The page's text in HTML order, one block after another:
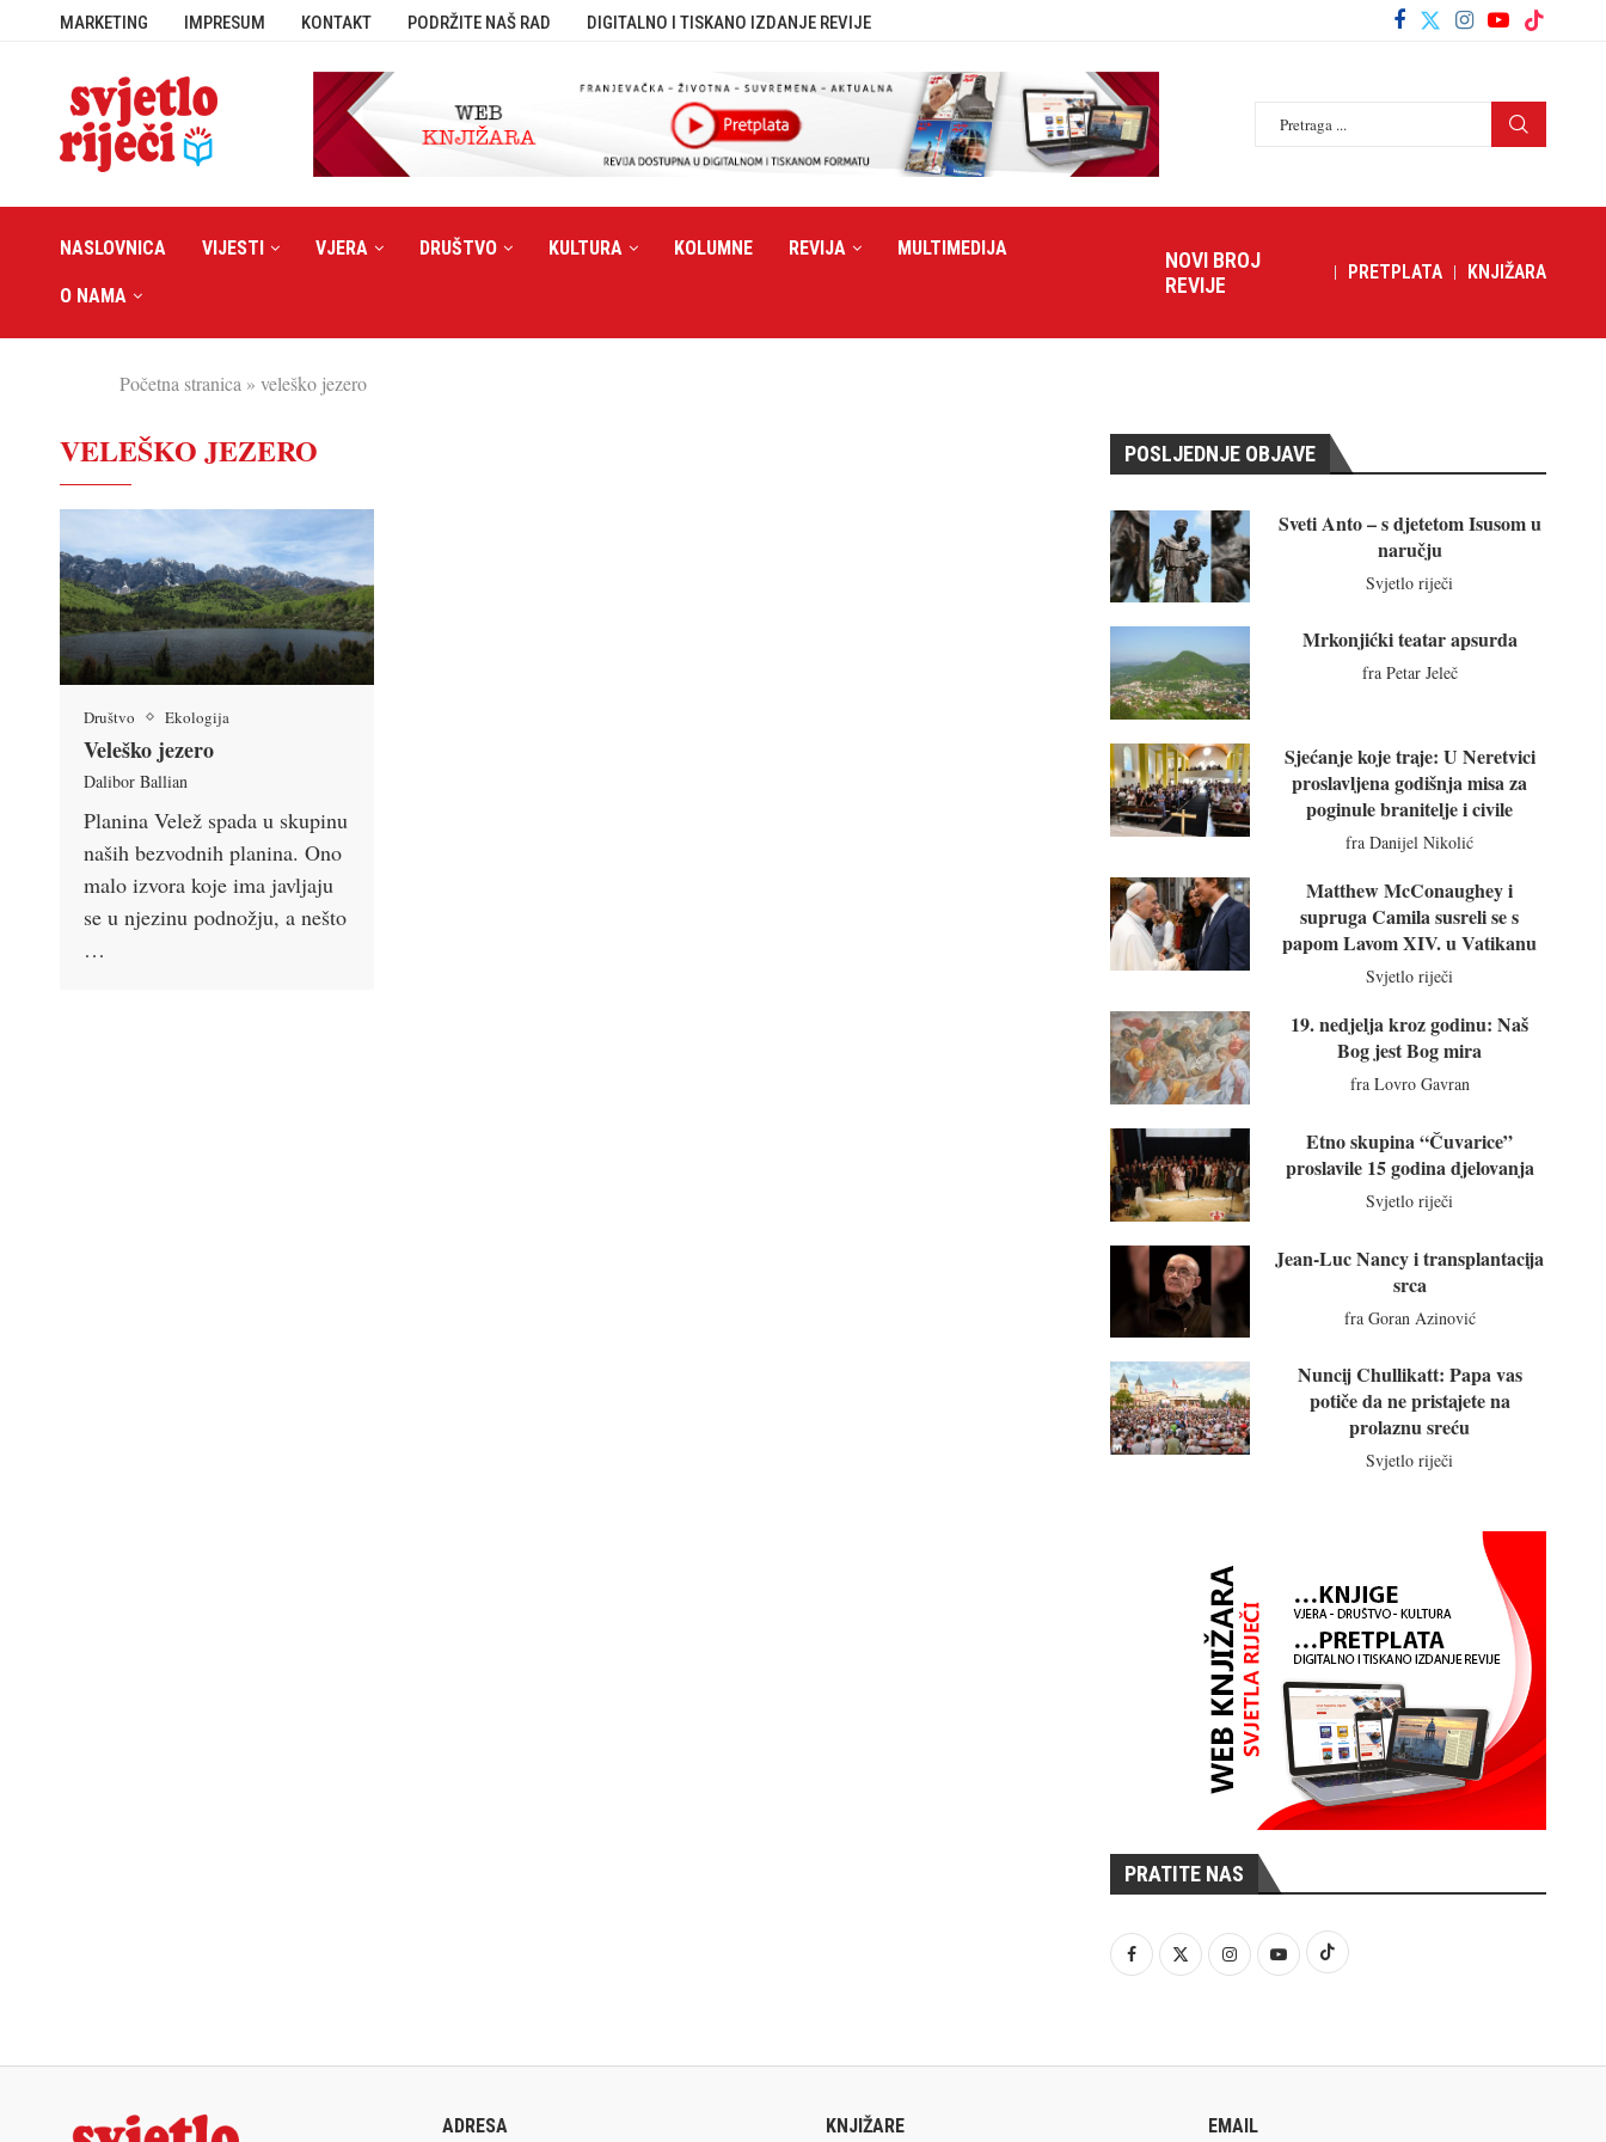
MARKETING IMPRESUM KONTAKT PODRŽITE NAŠ RAD DIGITALNO I TISKANO IZDANJE REVIJE
NASLOVNICA VIJESTI VJERA DRUŠTVO KULTURA KOLUMNE REVIJA MULTIMEDIJA
O NAMA
NOVI BROJ
REVIJE
PRETPLATA KNJIŽARA
Početna stranica » veleško jezero
VELEŠKO JEZERO
Društvo Ekologija
Veleško jezero
Dalibor Ballian
Planina Velež spada u skupinu
naših bezvodnih planina. Ono
malo izvora koje ima javljaju
se u njezinu podnožju, a nešto
…
POSLJEDNJE OBJAVE
Sveti Anto – s djetetom Isusom u
naručju
Svjetlo riječi
Mrkonjićki teatar apsurda
fra Petar Jeleč
Sjećanje koje traje: U Neretvici
proslavljena godišnja misa za
poginule branitelje i civile
fra Danijel Nikolić
Matthew McConaughey i
supruga Camila susreli se s
papom Lavom XIV. u Vatikanu
Svjetlo riječi
19. nedjelja kroz godinu: Naš
Bog jest Bog mira
fra Lovro Gavran
Etno skupina “Čuvarice”
proslavile 15 godina djelovanja
Svjetlo riječi
Jean-Luc Nancy i transplantacija
srca
fra Goran Azinović
Nuncij Chullikatt: Papa vas
potiče da ne pristajete na
prolaznu sreću
Svjetlo riječi
PRATITE NAS
ADRESA KNJIŽARE EMAIL